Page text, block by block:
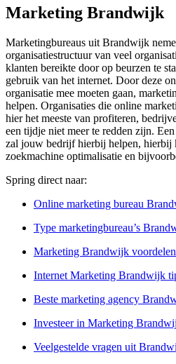
Marketing Brandwijk
Marketingbureaus uit Brandwijk
organisatiestructuur van veel
klanten bereikte door op beurzen te
gebruik van het internet. Door deze
organisatie mee moeten gaan,
helpen. Organisaties die online
hier het meeste van profiteren,
een tijdje niet meer te redden zijn.
zal jouw bedrijf hierbij helpen, hierbij
zoekmachine optimalisatie en
Spring direct naar:
Online marketing bureau
Type marketingbureau’s
Marketing Brandwijk voordelen
Internet Marketing Brandwijk
Beste marketing agency
Investeer in Marketing
Veelgestelde vragen uit